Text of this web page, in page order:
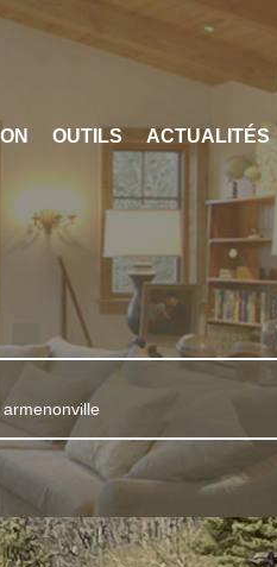
OUTILS ACTUALITÉS